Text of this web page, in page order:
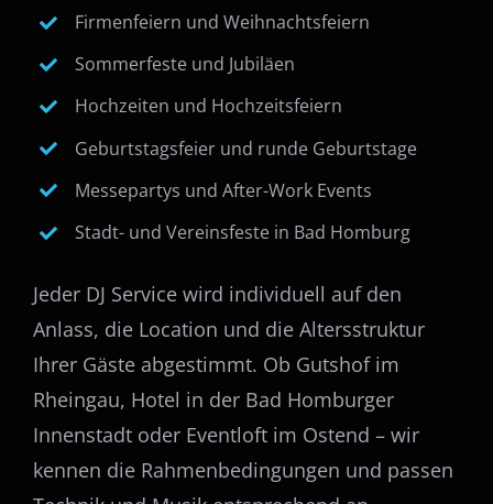
Firmenfeiern und Weihnachtsfeiern
Sommerfeste und Jubiläen
Hochzeiten und Hochzeitsfeiern
Geburtstagsfeier und runde Geburtstage
Messepartys und After-Work Events
Stadt- und Vereinsfeste in Bad Homburg
Jeder DJ Service wird individuell auf den
Anlass, die Location und die Altersstruktur
Ihrer Gäste abgestimmt. Ob Gutshof im
Rheingau, Hotel in der Bad Homburger
Innenstadt oder Eventloft im Ostend – wir
kennen die Rahmenbedingungen und passen